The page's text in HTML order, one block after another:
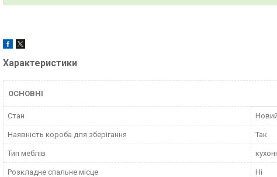
Характеристики
ОСНОВНІ
Стан Новий
Наявність короба для зберігання Так
Тип меблів
Розкладне спальне місце Ні